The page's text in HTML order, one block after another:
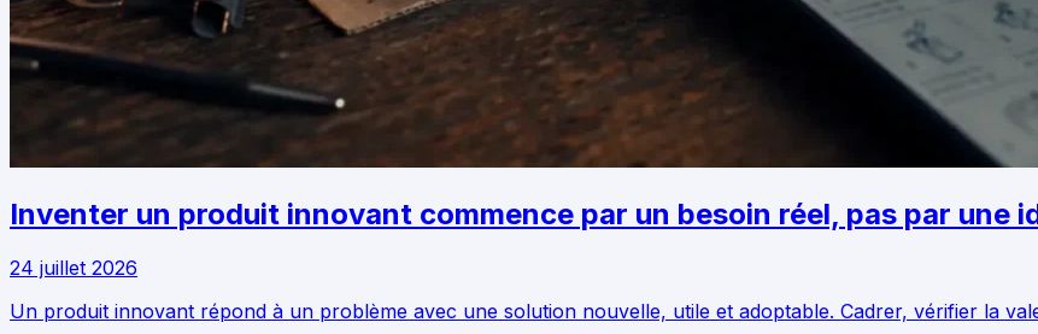
Inventer un produit innovant commence par un besoin réel, pas par une
24 juillet 2026
Un produit innovant répond à un problème avec une solution nouvelle, utile et adoptable. Cadrer, vérifier la